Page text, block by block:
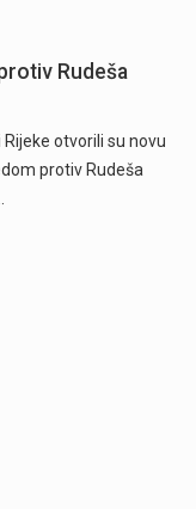
Rudeša
otvorili su novu
protiv Rudeša